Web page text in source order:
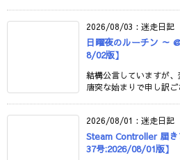
2026/08/03 : 迷走日記
日曜夜のルーチン ～
8/02版】
結構公言していますが、
唐突な始まりで申し訳ご
2026/08/01 : 迷走日記
Steam Controller 届
37号:2026/08/01版】